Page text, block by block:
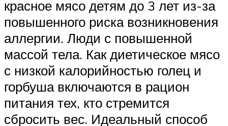
красное мясо детям до 3 лет из-за
повышенного риска возникновения
аллергии. Люди с повышенной
массой тела. Как диетическое мясо
с низкой калорийностью голец и
горбуша включаются в рацион
питания тех, кто стремится
сбросить вес. Идеальный способ